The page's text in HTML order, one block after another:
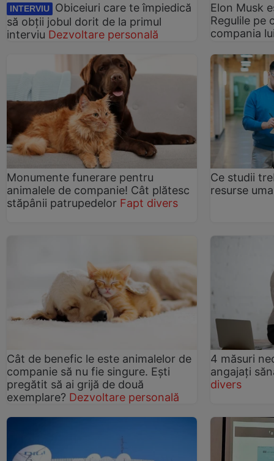
INTERVIU
Obiceiuri care te împiedică
să obţii jobul dorit de la primul
interviu Dezvoltare personală
Elon Musk
Regulile pe
compania
Monumente funerare pentru
animalele de companie! Cât plătesc
stăpânii patrupedelor Fapt divers
Ce studii
resurse
Cât de benefic le este animalelor de
companie să nu fie singure. Eşti
pregătit să ai grijă de două
exemplare? Dezvoltare personală
4 măsuri
angajați
divers